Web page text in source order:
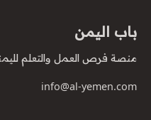
باب اليمن
منصة فرص العمل والتعلم
info@al-yemen.com